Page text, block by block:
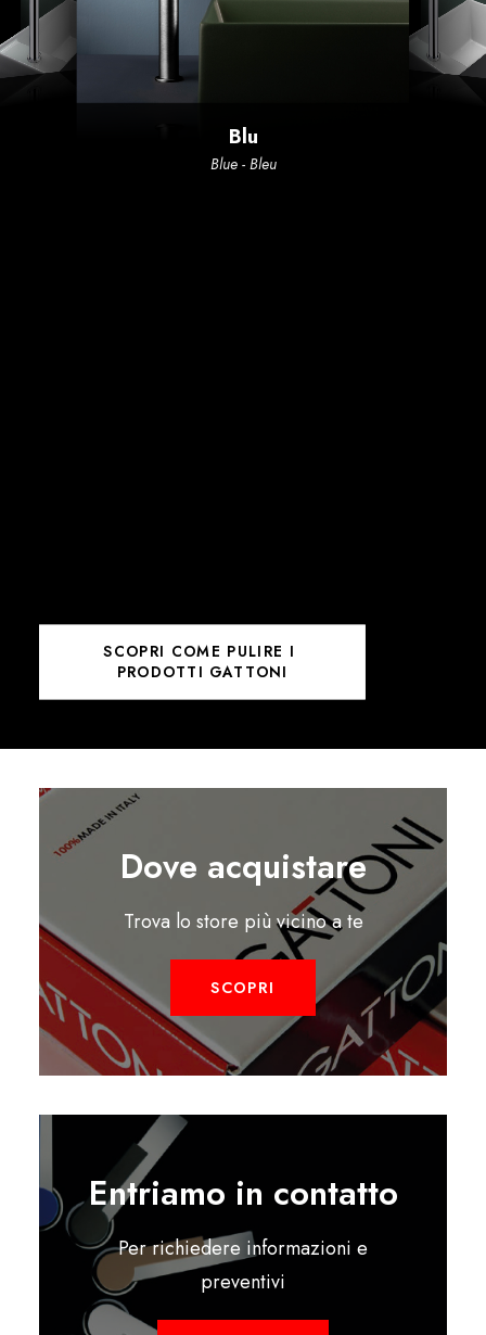
Blu
Blue - Bleu
SCOPRI COME PULIRE I
PRODOTTI GATTONI
Dove acquistare
Trova lo store più vicino a te
SCOPRI
Entriamo in contatto
Per richiedere informazioni e
preventivi